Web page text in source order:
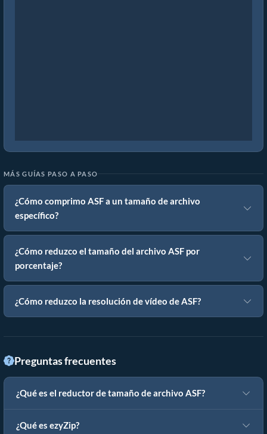
MÁS GUÍAS PASO A PASO
¿Cómo comprimo ASF a un tamaño de archivo
específico?
¿Cómo reduzco el tamaño del archivo ASF por
porcentaje?
¿Cómo reduzco la resolución de vídeo de ASF?
Preguntas frecuentes
¿Qué es el reductor de tamaño de archivo ASF?
¿Qué es ezyZip?